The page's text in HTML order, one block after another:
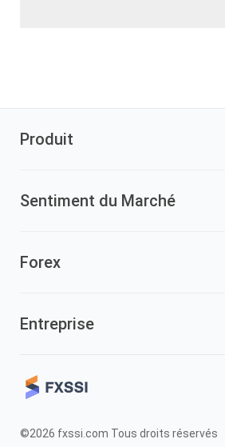
Produit
Sentiment du Marché
Forex
Entreprise
©2026 fxssi.com Tous droits réservés